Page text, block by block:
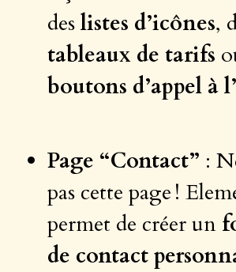
deslistes d’icônes,
tableaux de tarifs
boutons d’appel à
Page “Contact” :
pas cette page !
permet de créer un
de contact